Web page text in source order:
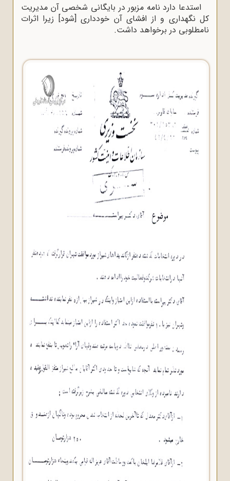
استدعا دارد نامه مزبور در بایگانی شخصی آن مدیریت
کل نگهداری و از افشای آن خودداری [شود] زیرا اثرات
نامطلوبی در برخواهد داشت.